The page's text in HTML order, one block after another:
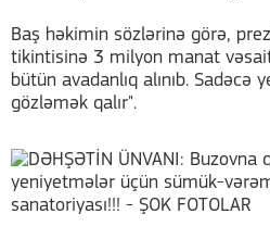
Baş həkimin sözlərinə görə,
tikintisinə 3 milyon manat vəsait
bütün avadanlıq alınıb. Sadəcə
gözləmək qalır".